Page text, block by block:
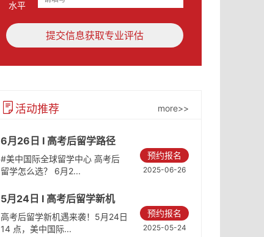
水平
提交信息获取专业评估
活动推荐 more>>
6月26日 I 高考后留学路径
#美中国际全球留学中心 高考后
留学怎么选？ 6月2...
预约报名
2025-06-26
5月24日 I 高考后留学新机
遇：升读海外名校
高考后留学新机遇来袭！5月24日
14 点，美中国际...
预约报名
2025-05-24